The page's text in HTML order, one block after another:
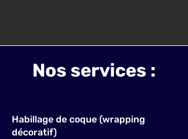
Nos services :
Habillage de coque (wrapping
décoratif)